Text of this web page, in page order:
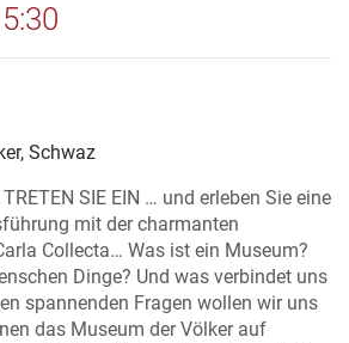
Schwaz
SIE EIN … und erleben Sie eine
mit der charmanten
Collecta… Was ist ein Museum?
Dinge? Und was verbindet uns
spannenden Fragen wollen wir uns
das Museum der Völker auf